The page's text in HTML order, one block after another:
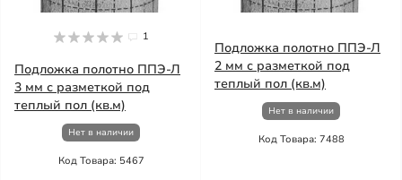
1
Подложка полотно ППЭ-Л
3 мм с разметкой под
теплый пол (кв.м)
Нет в наличии
Код Товара: 5467
Подложка полотно ППЭ-Л
2 мм с разметкой под
теплый пол (кв.м)
Нет в наличии
Код Товара: 7488